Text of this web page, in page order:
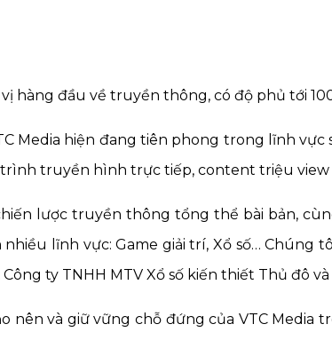
hàng đầu về truyền thông, có độ phủ tới
Media hiện đang tiên phong trong lĩnh
trình truyền hình trực tiếp, content triệu
lược truyền thông tổng thể bài bản,
lĩnh vực: Game giải trí, Xổ số… Chúng
ty TNHH MTV Xổ số kiến thiết Thủ đô
nên và giữ vững chỗ đứng của VTC